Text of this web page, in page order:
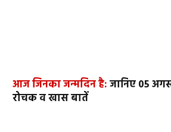
आज जिनका जन्मदिन है:जानिए 05
रोचक व खास बातें